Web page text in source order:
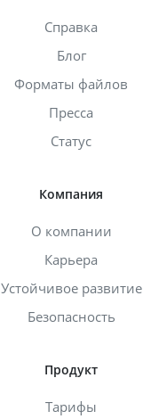
Справка
Блог
Форматы файлов
Пресса
Статус
Компания
О компании
Карьера
Устойчивое развитие
Безопасность
Продукт
Тарифы